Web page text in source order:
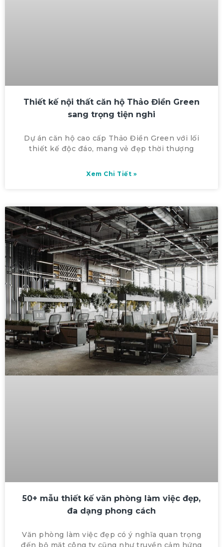
Thiết kế nội thất căn hộ Thảo Điền Green
sang trọng tiện nghi
Dự án căn hộ cao cấp Thảo Điền Green với lối
thiết kế độc đáo, mang vẻ đẹp thời thượng
Xem Chi Tiết »
50+ mẫu thiết kế văn phòng làm việc đẹp,
đa dạng phong cách
Văn phòng làm việc đẹp có ý nghĩa quan trọng
đến bộ mặt công ty cũng như truyền cảm hứng